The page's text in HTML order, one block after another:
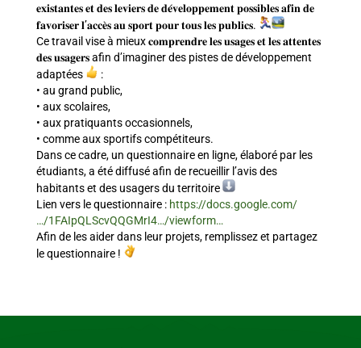
𝐞𝐱𝐢𝐬𝐭𝐚𝐧𝐭𝐞𝐬 𝐞𝐭 𝐝𝐞𝐬 𝐥𝐞𝐯𝐢𝐞𝐫𝐬 𝐝𝐞 𝐝𝐞́𝐯𝐞𝐥𝐨𝐩𝐩𝐞𝐦𝐞𝐧𝐭 𝐩𝐨𝐬𝐬𝐢𝐛𝐥𝐞𝐬 𝐚𝐟𝐢𝐧 𝐝𝐞
𝐟𝐚𝐯𝐨𝐫𝐢𝐬𝐞𝐫 𝐥’𝐚𝐜𝐜𝐞̀𝐬 𝐚𝐮 𝐬𝐩𝐨𝐫𝐭 𝐩𝐨𝐮𝐫 𝐭𝐨𝐮𝐬 𝐥𝐞𝐬 𝐩𝐮𝐛𝐥𝐢𝐜𝐬.
Ce travail vise à mieux 𝐜𝐨𝐦𝐩𝐫𝐞𝐧𝐝𝐫𝐞 𝐥𝐞𝐬 𝐮𝐬𝐚𝐠𝐞𝐬 𝐞𝐭 𝐥𝐞𝐬 𝐚𝐭𝐭𝐞𝐧𝐭𝐞𝐬
𝐝𝐞𝐬 𝐮𝐬𝐚𝐠𝐞𝐫𝐬 afin d’imaginer des pistes de développement
adaptées
:
• au grand public,
• aux scolaires,
• aux pratiquants occasionnels,
• comme aux sportifs compétiteurs.
Dans ce cadre, un questionnaire en ligne, élaboré par les
étudiants, a été diffusé afin de recueillir l’avis des
habitants et des usagers du territoire
Lien vers le questionnaire : https://docs.google.com/
…/1FAIpQLScvQQGMrI4…/viewform…
Afin de les aider dans leur projets, remplissez et partagez
le questionnaire !